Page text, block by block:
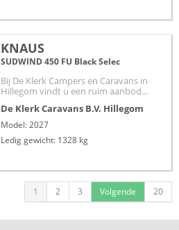
KNAUS
SUDWIND 450 FU Black Selec
Bij De Klerk Campers en Caravans in
Hillegom vindt u een ruim aanbod...
De Klerk Caravans B.V. Hillegom
Model: 2027
Ledig gewicht: 1328 kg
1 2 3 Volgende 20